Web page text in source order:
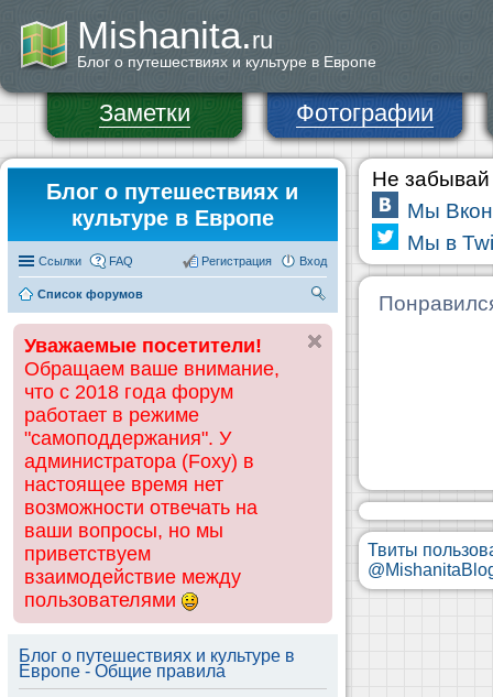
Mishanita.ru
Блог о путешествиях и культуре в Европе
Заметки Фотографии
Блог о путешествиях и
культуре в Европе
Ссылки FAQ Вход
Регистрация
Список форумов
ск
Уважаемые посетители!
Обращаем ваше внимание,
что с 2018 года форум
работает в режиме
"самоподдержания". У
администратора (Foxy) в
настоящее время нет
возможности отвечать на
ваши вопросы, но мы
приветствуем
взаимодействие между
пользователями
Блог о путешествиях и культуре в
Европе - Общие правила
Не забывай
Мы
Мы в
Твиты